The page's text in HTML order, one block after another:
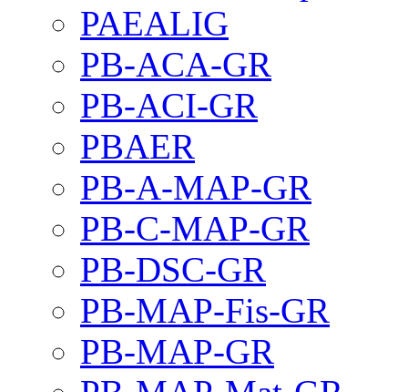
PAEALIG
PB-ACA-GR
PB-ACI-GR
PBAER
PB-A-MAP-GR
PB-C-MAP-GR
PB-DSC-GR
PB-MAP-Fis-GR
PB-MAP-GR